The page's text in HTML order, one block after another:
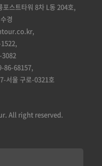
스트타워 8차 L동 204호,
경
3082
86-68157,
서울 구로-0321호
All right reserved.